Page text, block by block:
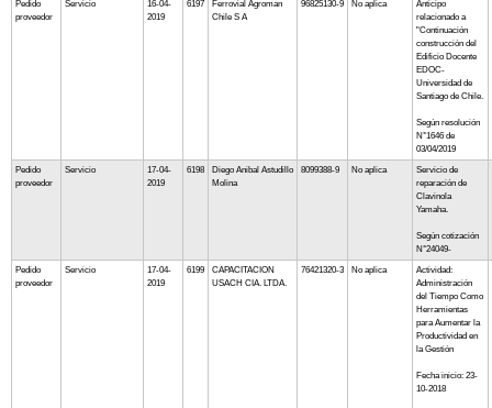
Pedido
proveedor
Servicio
16-04-
2019
6197
Ferrovial Agroman
Chile S A
96825130-9 No aplica
Anticipo
relacionado a
"Continuación
construcción del
Edificio Docente
EDOC-
Universidad de
Santiago de Chile.
Según resolución
N°1646 de
03/04/2019
Pedido
proveedor
Servicio
17-04-
2019
6198
Diego Anibal Astudillo
Molina
8099388-9 No aplica
Servicio de
reparación de
Clavinola
Yamaha.
Según cotización
N°24049-
Pedido
proveedor
Servicio
17-04-
2019
6199
CAPACITACION
USACH CIA. LTDA.
76421320-3 No aplica
Actividad:
Administración
del Tiempo Como
Herramientas
para Aumentar la
Productividad en
la Gestión
Fecha inicio: 23-
10-2018